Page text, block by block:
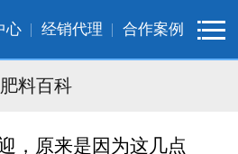
心 经销代理 合作案例
肥料百科
，原来是因为这几点